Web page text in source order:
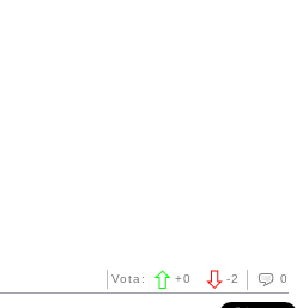
0
-2
Vota: +0